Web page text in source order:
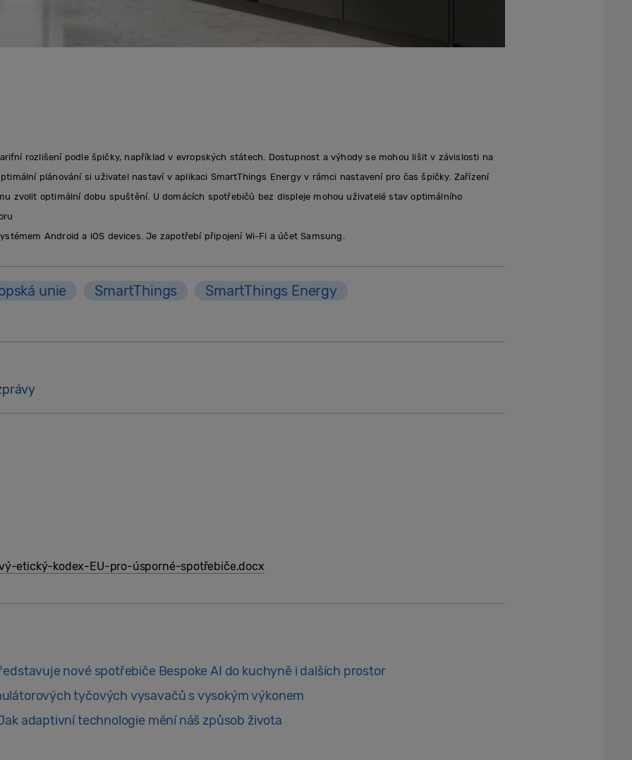
rozlišení podle špičky, například v evropských státech. Dostupnost a výhody se mohou lišit v závislosti na
plánování si uživatel nastaví v aplikaci SmartThings Energy v rámci nastavení pro čas špičky. Zařízení
zvolit optimální dobu spuštění. U domácích spotřebičů bez displeje mohou uživatelé stav optimálního
Android a iOS devices. Je zapotřebí připojení Wi-Fi a účet Samsung.
unie SmartThings
SmartThings Energy
etický-kodex-EU-pro-úsporné-spotřebiče.docx
nové spotřebiče Bespoke AI do kuchyně i dalších prostor
tyčových vysavačů s vysokým výkonem
adaptivní technologie mění náš způsob života